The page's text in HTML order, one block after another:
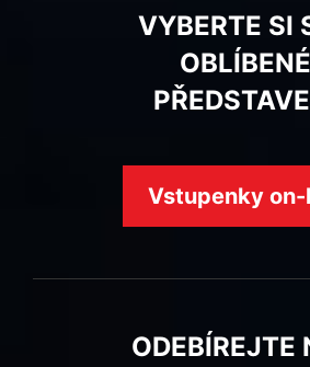
VYBERTE SI
OBLÍBENÉ
Vstupenky on-
ODEBÍREJTE